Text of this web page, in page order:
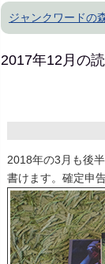
ジャンクワードの
2017年12月の
2018年の3月も後
書けます。確定申